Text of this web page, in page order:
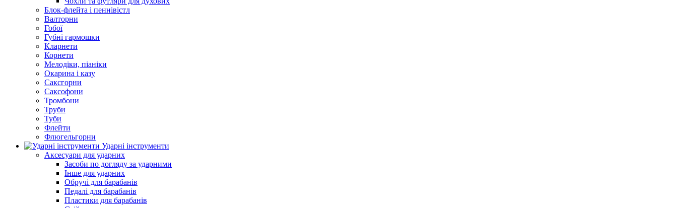
Блок-флейта і пеннівістл
Валторни
Гобої
Губні гармошки
Кларнети
Корнети
Мелодіки, піаніки
Окарина і казу
Саксгорни
Саксофони
Тромбони
Труби
Туби
Флейти
Флюгельгорни
Ударні інструменти
Аксесуари для ударних
Засоби по догляду за ударними
Інше для ударних
Обручі для барабанів
Педалі для барабанів
Пластики для барабанів